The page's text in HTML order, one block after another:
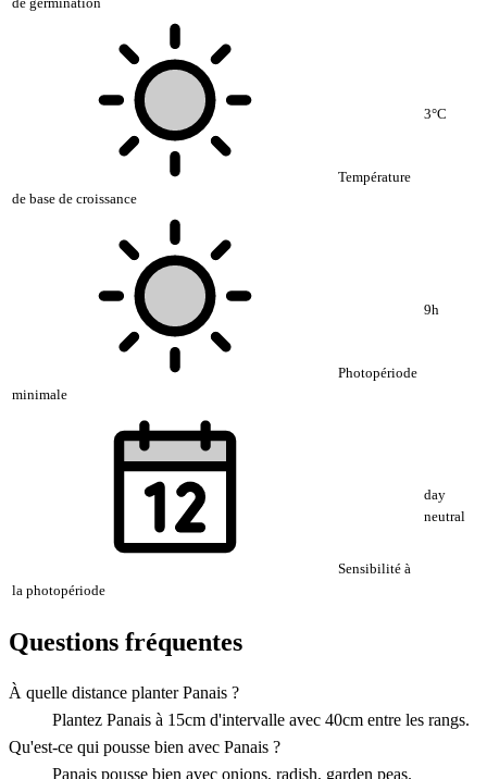
Température
de base de croissance
3°C
Photopériode
minimale
9h
Sensibilité à
la photopériode
day
neutral
Questions fréquentes
À quelle distance planter Panais ?
Plantez Panais à 15cm d'intervalle avec 40cm entre les rangs.
Qu'est-ce qui pousse bien avec Panais ?
Panais pousse bien avec onions, radish, garden peas.